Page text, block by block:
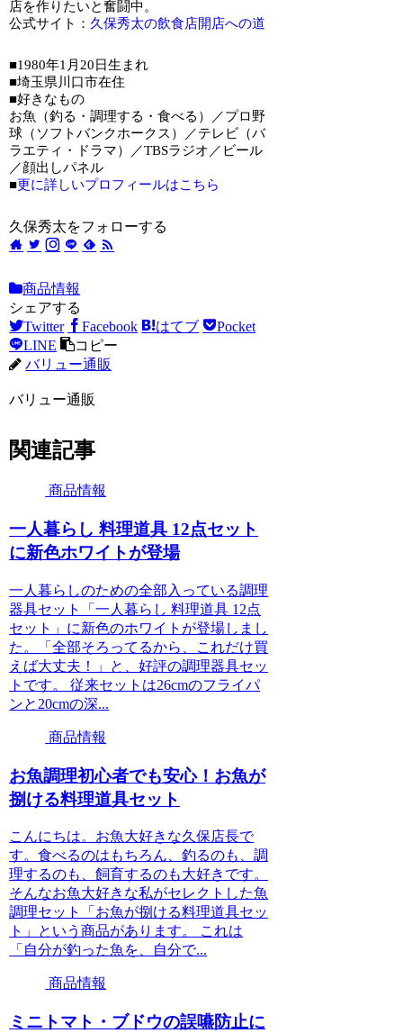
店を作りたいと奮闘中。
公式サイト： 久保秀太の飲食店開店への道
■1980年1月20日生まれ
■埼玉県川口市在住
■好きなもの
お魚（釣る・調理する・食べる）／プロ野
球（ソフトバンクホークス）／テレビ（バ
ラエティ・ドラマ）／TBSラジオ／ビール
／顔出しパネル
■更に詳しいプロフィールはこちら
久保秀太をフォローする
商品情報
シェアする
Twitter
Facebook はてブ
Pocket
LINE
コピー
バリュー通販
バリュー通販
関連記事
商品情報
一人暮らし 料理道具 12点セット
に新色ホワイトが登場
一人暮らしのための全部入っている調理
器具セット「一人暮らし 料理道具 12点
セット」に新色のホワイトが登場しまし
た。「全部そろってるから、これだけ買
えば大丈夫！」と、好評の調理器具セッ
トです。 従来セットは26cmのフライパ
ンと20cmの深...
商品情報
お魚調理初心者でも安心！お魚が
捌ける料理道具セット
こんにちは。お魚大好きな久保店長で
す。食べるのはもちろん、釣るのも、調
理するのも、飼育するのも大好きです。
そんなお魚大好きな私がセレクトした魚
調理セット「お魚が捌ける料理道具セッ
ト」という商品があります。 これは
「自分が釣った魚を、自分で...
商品情報
ミニトマト・ブドウの誤嚥防止に